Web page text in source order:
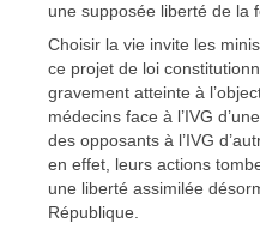
une supposée liberté de la
Choisir la vie invite les
ce projet de loi
gravement atteinte à
médecins face à l’IVG
des opposants à l’IVG
en effet, leurs actions
une liberté assimilée
République.